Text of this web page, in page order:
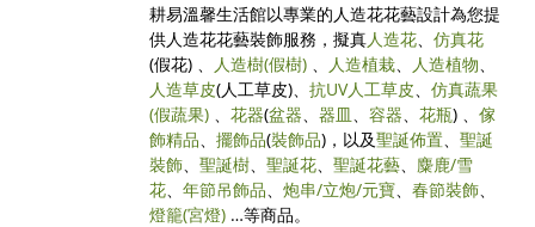
耕易溫馨生活館以專業的人造花花藝設計為您提
供人造花花藝裝飾服務，擬真人造花、仿真花
(假花) 、 人造樹(假樹) 、 人造植栽、 人造植物、
人造草皮(人工草皮)、抗UV人工草皮、仿真蔬果
(假蔬果) 、花器(盆器、器皿、容器、花瓶) 、傢
飾精品、擺飾品(裝飾品)，以及聖誕佈置、聖誕
裝飾、聖誕樹、聖誕花、聖誕花藝、 麋鹿/雪
花、年節吊飾品、炮串/立炮/元寶、春節裝飾、
燈籠(宮燈) …等商品。